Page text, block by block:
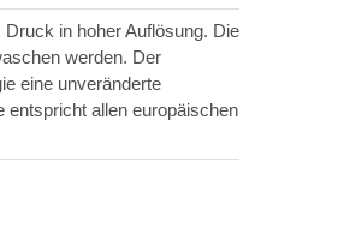
in hoher Auflösung. Die
werden. Der
eine unveränderte
entspricht allen europäischen